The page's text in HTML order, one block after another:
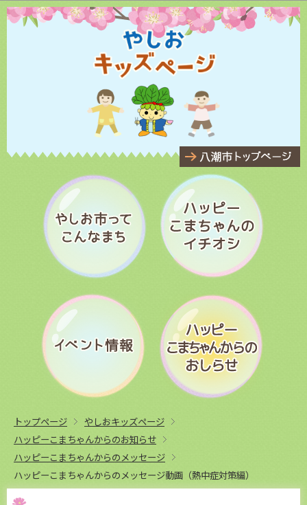
このページの本文へ移動
トップページ
やしおキッズページ
ハッピーこまちゃんからのお知らせ
ハッピーこまちゃんからのメッセージ
ハッピーこまちゃんからのメッセージ動画（熱中症対策編）